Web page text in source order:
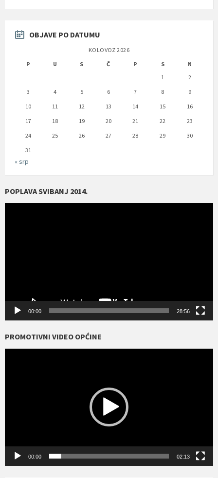
OBJAVE PO DATUMU
KOLOVOZ 2026
P
U S Č P S
N
1
2
3
4 5 6 7 8
9
10
11 12 13 14 15
16
17
18 19 20 21 22
23
24
25 26 27 28 29
30
31
« srp
POPLAVA SVIBANJ 2014.
00:00 28:56
PROMOTIVNI VIDEO OPĆINE
00:00 02:13